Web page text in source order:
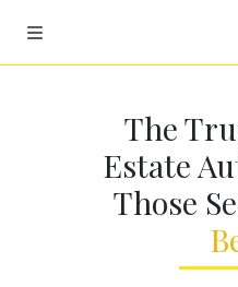
The
Estate
Those